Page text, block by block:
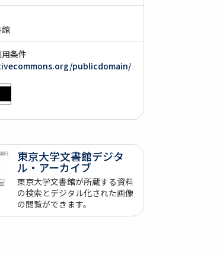
条件
publicdomain/
東京大学文書館デジタ
ル・アーカイブ
東京大学文書館が所蔵する資料
の検索とデジタル化された画像
の閲覧ができます。